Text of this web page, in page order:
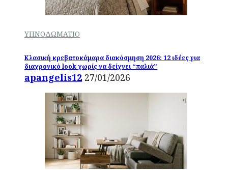
ΥΠΝΟΔΩΜΑΤΙΟ
Κλασική κρεβατοκάμαρα διακόσμηση 2026: 12 ιδέες για
διαχρονικό look χωρίς να δείχνει “παλιά”
apangelis12 27/01/2026